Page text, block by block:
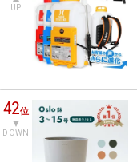
UP
42位
DOWN